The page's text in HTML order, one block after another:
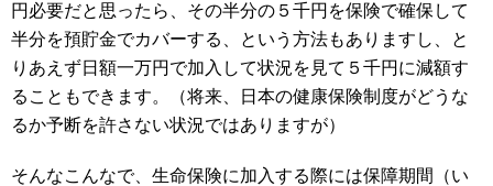
円必要だと思ったら、その半分の５千円を保険で確保して
半分を預貯金でカバーする、という方法もありますし、と
りあえず日額一万円で加入して状況を見て５千円に減額す
ることもできます。（将来、日本の健康保険制度がどうな
るか予断を許さない状況ではありますが）
そんなこんなで、生命保険に加入する際には保障期間（い